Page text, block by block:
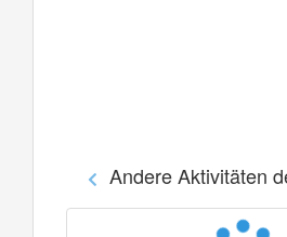
Andere Aktivitäten